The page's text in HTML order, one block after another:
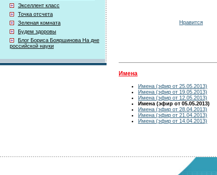
Экселлент класс
Точка отсчета
Зеленая комната
Будем здоровы
Блог Бориса Бояршинова На дне
российской науки
Нравится
Имена
Имена (эфир от 25.05.2013)
Имена (эфир от 19.05.2013)
Имена (эфир от 12.05.2013)
Имена (эфир от 05.05.2013)
Имена (эфир от 28.04.2013)
Имена (эфир от 21.04.2013)
Имена (эфир от 14.04.2013)